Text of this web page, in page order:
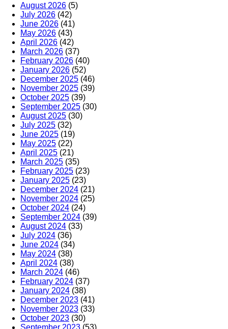
August 2026 (5)
July 2026 (42)
June 2026 (41)
May 2026 (43)
April 2026 (42)
March 2026 (37)
February 2026 (40)
January 2026 (52)
December 2025 (46)
November 2025 (39)
October 2025 (39)
September 2025 (30)
August 2025 (30)
July 2025 (32)
June 2025 (19)
May 2025 (22)
April 2025 (21)
March 2025 (35)
February 2025 (23)
January 2025 (23)
December 2024 (21)
November 2024 (25)
October 2024 (24)
September 2024 (39)
August 2024 (33)
July 2024 (36)
June 2024 (34)
May 2024 (38)
April 2024 (38)
March 2024 (46)
February 2024 (37)
January 2024 (38)
December 2023 (41)
November 2023 (33)
October 2023 (30)
September 2023 (53)